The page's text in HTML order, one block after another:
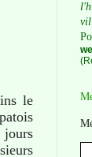
le
jours